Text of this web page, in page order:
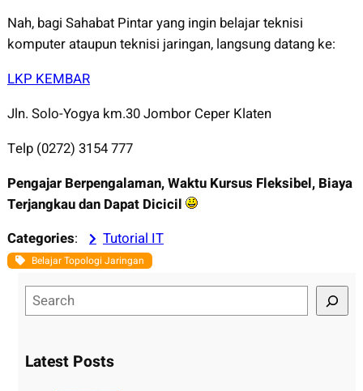
Nah, bagi Sahabat Pintar yang ingin belajar teknisi
komputer ataupun teknisi jaringan, langsung datang ke:
LKP KEMBAR
Jln. Solo-Yogya km.30 Jombor Ceper Klaten
Telp (0272) 3154 777
Pengajar Berpengalaman, Waktu Kursus Fleksibel, Biaya
Terjangkau dan Dapat Dicicil
Categories: Tutorial IT
Belajar Topologi Jaringan
e
rLatest Posts